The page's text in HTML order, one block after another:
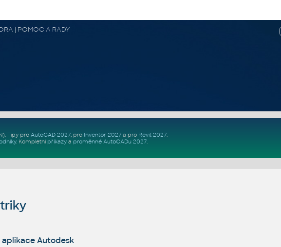
| POMOC A RADY
. Tipy pro AutoCAD 2027, pro Inventor 2027a pro Revit 2027.
. Kompletní příkazya proměnné AutoCADu 2027.
aplikace Autodesk